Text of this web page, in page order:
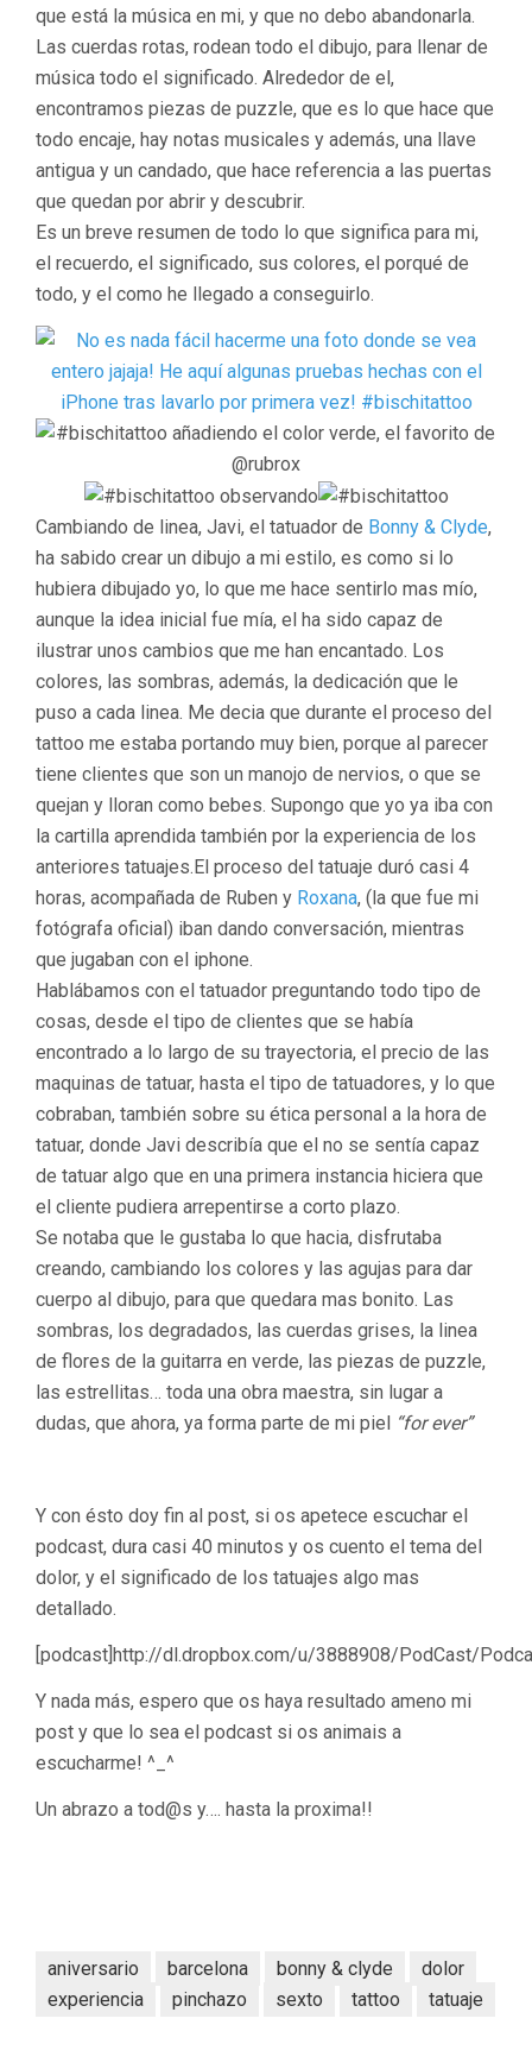
que está la música en mi, y que no debo abandonarla.
Las cuerdas rotas, rodean todo el dibujo, para llenar de
música todo el significado. Alrededor de el,
encontramos piezas de puzzle, que es lo que hace que
todo encaje, hay notas musicales y además, una llave
antigua y un candado, que hace referencia a las puertas
que quedan por abrir y descubrir.
Es un breve resumen de todo lo que significa para mi,
el recuerdo, el significado, sus colores, el porqué de
todo, y el como he llegado a conseguirlo.
Cambiando de linea, Javi, el tatuador de Bonny & Clyde,
ha sabido crear un dibujo a mi estilo, es como si lo
hubiera dibujado yo, lo que me hace sentirlo mas mío,
aunque la idea inicial fue mía, el ha sido capaz de
ilustrar unos cambios que me han encantado. Los
colores, las sombras, además, la dedicación que le
puso a cada linea. Me decia que durante el proceso del
tattoo me estaba portando muy bien, porque al parecer
tiene clientes que son un manojo de nervios, o que se
quejan y lloran como bebes. Supongo que yo ya iba con
la cartilla aprendida también por la experiencia de los
anteriores tatuajes.El proceso del tatuaje duró casi 4
horas, acompañada de Ruben y Roxana, (la que fue mi
fotógrafa oficial) iban dando conversación, mientras
que jugaban con el iphone.
Hablábamos con el tatuador preguntando todo tipo de
cosas, desde el tipo de clientes que se había
encontrado a lo largo de su trayectoria, el precio de las
maquinas de tatuar, hasta el tipo de tatuadores, y lo que
cobraban, también sobre su ética personal a la hora de
tatuar, donde Javi describía que el no se sentía capaz
de tatuar algo que en una primera instancia hiciera que
el cliente pudiera arrepentirse a corto plazo.
Se notaba que le gustaba lo que hacia, disfrutaba
creando, cambiando los colores y las agujas para dar
cuerpo al dibujo, para que quedara mas bonito. Las
sombras, los degradados, las cuerdas grises, la linea
de flores de la guitarra en verde, las piezas de puzzle,
las estrellitas… toda una obra maestra, sin lugar a
dudas, que ahora, ya forma parte de mi piel “for ever”
Y con ésto doy fin al post, si os apetece escuchar el
podcast, dura casi 40 minutos y os cuento el tema del
dolor, y el significado de los tatuajes algo mas
detallado.
[podcast]http://dl.dropbox.com/u/3888908/PodCast/
Y nada más, espero que os haya resultado ameno mi
post y que lo sea el podcast si os animais a
escucharme! ^_^
Un abrazo a tod@s y…. hasta la proxima!!
aniversario barcelona bonny & clyde
dolor
experiencia
pinchazo sexto tattoo tatuaje